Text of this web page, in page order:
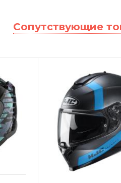
Сопутствующие